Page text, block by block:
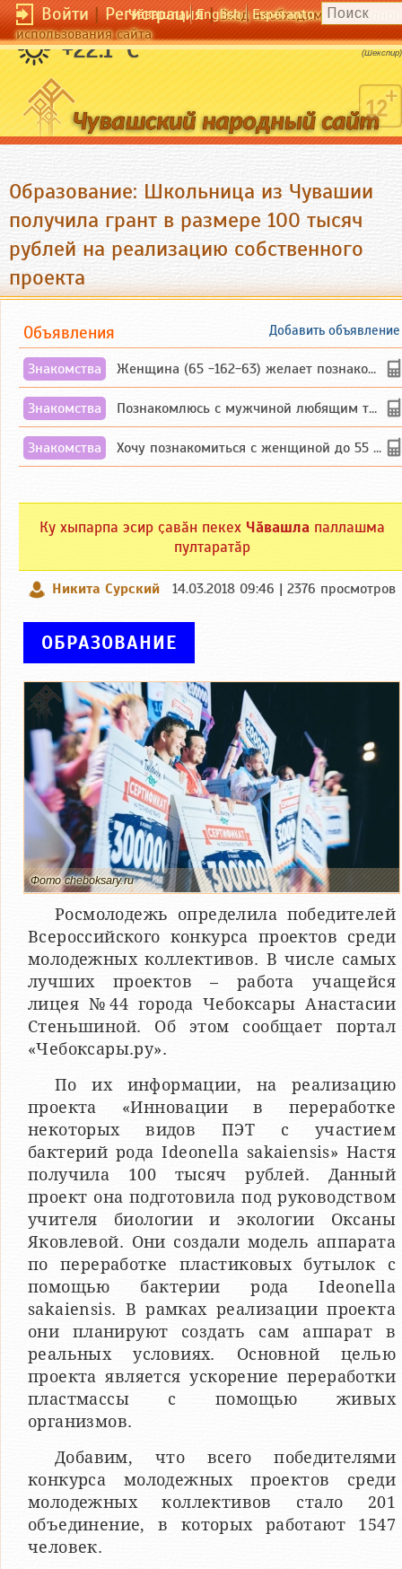
Войти|Регистрация|Вход необходим для
использования сайта
Чӑвашла English Esperanto
+22.1 °C Прибавь еще один оттенок к радуге.
(Шекспир)
Образование: Школьница из Чувашии
получила грант в размере 100 тысяч
рублей на реализацию собственного
проекта
Добавить объявление
Объявления
Знакомства Женщина (65 -162-63) желает познакомиться с одиноким, добродушным, без вредных ...
Знакомства Познакомлюсь с мужчиной любящим танцевать и петь на родном чувашском языке
Знакомства Хочу познакомиться с женщиной до 55 лет чувашской или русской национальности дл...
Ку хыпарпа эсир ҫавӑн пекех Чӑвашла паллашма
пултаратӑр
Никита Сурский 14.03.2018 09:46 | 2376 просмотров
ОБРАЗОВАНИЕ
Фото cheboksary.ru
Росмолодежь определила победителей
Всероссийского конкурса проектов среди
молодежных коллективов. В числе самых
лучших проектов – работа учащейся
лицея №44 города Чебоксары Анастасии
Стеньшиной. Об этом сообщает портал
«Чебоксары.ру».
По их информации, на реализацию
проекта «Инновации в переработке
некоторых видов ПЭТ с участием
бактерий рода Ideonella sakaiensis» Настя
получила 100 тысяч рублей. Данный
проект она подготовила под руководством
учителя биологии и экологии Оксаны
Яковлевой. Они создали модель аппарата
по переработке пластиковых бутылок с
помощью бактерии рода Ideonella
sakaiensis. В рамках реализации проекта
они планируют создать сам аппарат в
реальных условиях. Основной целью
проекта является ускорение переработки
пластмассы с помощью живых
организмов.
Добавим, что всего победителями
конкурса молодежных проектов среди
молодежных коллективов стало 201
объединение, в которых работают 1547
человек.